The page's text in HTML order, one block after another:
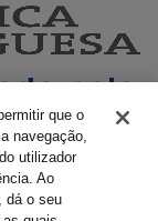
que o
navegação,
utilizador
Ao
dá o seu